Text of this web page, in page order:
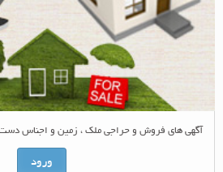
آگهی های فروش و حراجی ملک ، زمین و اجناس دست دو
ورود